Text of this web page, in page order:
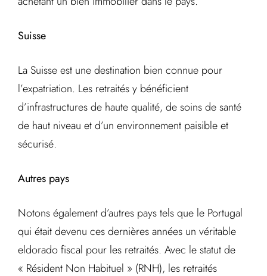
Suisse
La Suisse est une destination bien connue pour
l’expatriation. Les retraités y bénéficient
d’infrastructures de haute qualité, de soins de santé
de haut niveau et d’un environnement paisible et
sécurisé.
Autres pays
Notons également d’autres pays tels que le Portugal
qui était devenu ces dernières années un véritable
eldorado fiscal pour les retraités. Avec le statut de
« Résident Non Habituel » (RNH), les retraités